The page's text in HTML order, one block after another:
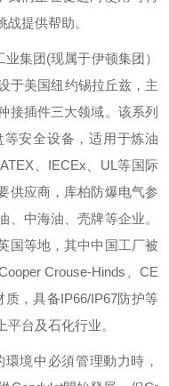
提供帮助。
业集团(现属于伊顿集团）
于美国纽约锡拉丘兹，主
接插件三大领域。该系列
安全设备，适用于炼油
ATEX IECEx UL 等国际
供应商，库柏防爆电气参
中海油、壳牌等企业。
国等地，其中中国工厂被
Crouse-Hinds 、CE
质，具备IP66/IP67防护等
台及石化行业。
境中必須管理動力時，